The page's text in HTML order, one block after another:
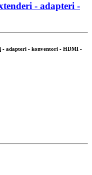
- adapteri -
- adapteri - konventori - HDMI -